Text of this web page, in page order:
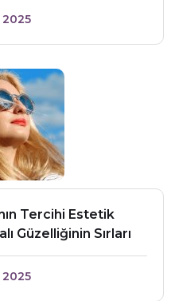
Tercihi Estetik
Güzelliğinin Sırları